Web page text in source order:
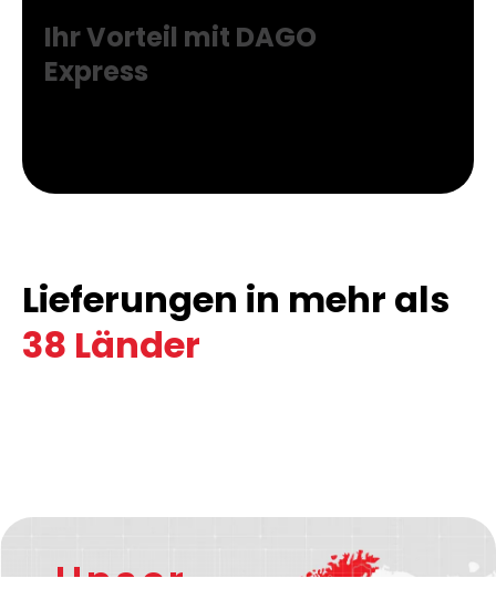
Ihr Vorteil mit DAGO
Express
Lieferungen in mehr als
38 Länder
Unser